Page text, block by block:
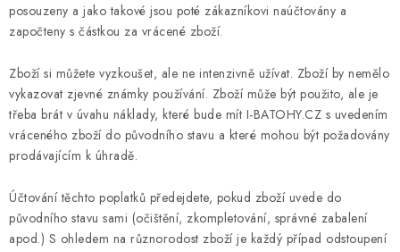
posouzeny a jako takové jsou poté zákazníkovi naúčtovány a
započteny s částkou za vrácené zboží.
Zboží si můžete vyzkoušet, ale ne intenzivně užívat. Zboží by nemělo
vykazovat zjevné známky používání. Zboží může být použito, ale je
třeba brát v úvahu náklady, které bude mít I-BATOHY.CZ s uvedením
vráceného zboží do původního stavu a které mohou být požadovány
prodávajícím k úhradě.
Účtování těchto poplatků předejdete, pokud zboží uvede do
původního stavu sami (očištění, zkompletování, správné zabalení
apod.) S ohledem na různorodost zboží je každý případ odstoupení